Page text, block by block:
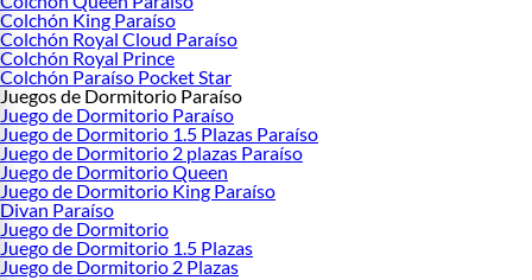
Colchón King Paraíso
Colchón Royal Cloud Paraíso
Colchón Royal Prince
Colchón Paraíso Pocket Star
Juegos de Dormitorio Paraíso
Juego de Dormitorio Paraíso
Juego de Dormitorio 1.5 Plazas Paraíso
Juego de Dormitorio 2 plazas Paraíso
Juego de Dormitorio Queen
Juego de Dormitorio King Paraíso
Divan Paraíso
Juego de Dormitorio
Juego de Dormitorio 1.5 Plazas
Juego de Dormitorio 2 Plazas